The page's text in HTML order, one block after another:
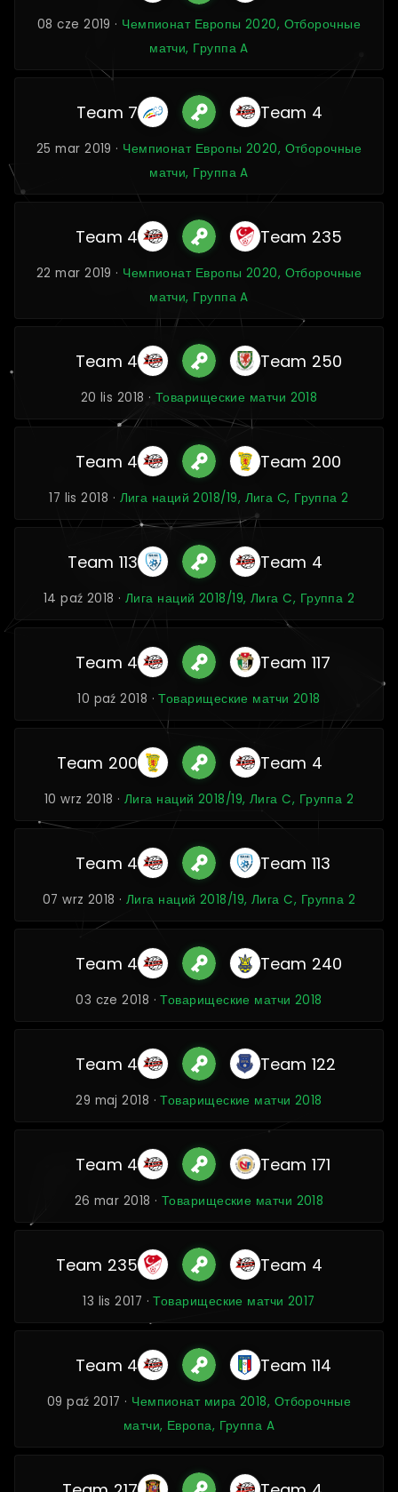
08 cze 2019 · Чемпионат Европы 2020, Отборочные
матчи, Группа A
Team 7 Team 4
25 mar 2019 · Чемпионат Европы 2020, Отборочные
матчи, Группа A
Team 4 Team 235
22 mar 2019 · Чемпионат Европы 2020, Отборочные
матчи, Группа A
Team 4 Team 250
20 lis 2018 · Товарищеские матчи 2018
Team 4 Team 200
17 lis 2018 · Лига наций 2018/19, Лига C, Группа 2
Team 113 Team 4
14 paź 2018 ·Лига наций 2018/19, Лига C, Группа 2
Team 4 Team 117
10 paź 2018 ·Товарищеские матчи 2018
Team 200 Team 4
10 wrz 2018 ·Лига наций 2018/19, Лига C, Группа 2
Team 4 Team 113
07 wrz 2018 ·Лига наций 2018/19, Лига C, Группа 2
Team 4 Team 240
03 cze 2018 ·Товарищеские матчи 2018
Team 4 Team 122
29 maj 2018 ·Товарищеские матчи 2018
Team 4 Team 171
26 mar 2018 · Товарищеские матчи 2018
Team 235 Team 4
13 lis 2017 ·Товарищеские матчи 2017
Team 4 Team 114
09 paź 2017 · Чемпионат мира 2018, Отборочные
матчи, Европа, Группа A